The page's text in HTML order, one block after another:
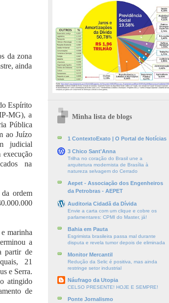
da zona
ainda
Espírito
MG), a
Pública
ao Juízo
judicial
execução
na
ordem
marinha
a
partir de
21
e Serra.
atingido
de
Minha lista de blogs
1 ContextoExato | O Portal de Notícias
3 Chico Sant'Anna
Trilha no coração do Brasil une a
arquitetura modernista de Brasília à
natureza selvagem do Cerrado
Aepet - Associação dos Engenheiros
da Petrobras - AEPET
Auditoria Cidadã da Dívida
Envie a carta com um clique e cobre os
parlamentares: CPMI do Master, já!
Bahia em Pauta
Esgrimista brasileira passa mal durante
disputa e revela tumor depois de eliminada
Monitor Mercantil
Redução da Selic é positiva, mas ainda
restringe setor industrial
Náufrago da Utopia
CELSO PRESENTE! HOJE E SEMPRE!
Ponte Jornalismo